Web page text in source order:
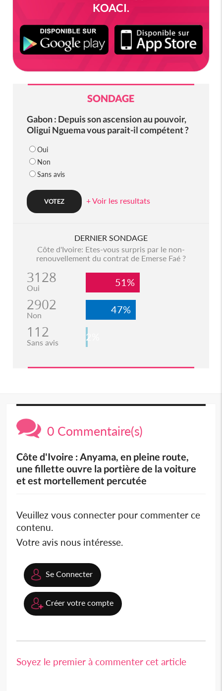
KOACI.
SONDAGE
Gabon : Depuis son ascension au pouvoir,
Oligui Nguema vous parait-il compétent ?
Oui
Non
Sans avis
+ Voir les resultats
DERNIER SONDAGE
Côte d'Ivoire: Etes-vous surpris par le non-
renouvellement du contrat de Emerse Faé ?
3128
Oui 51%
2902
Non 47%
112
Sans avis 2%
0 Commentaire(s)
Côte d'Ivoire : Anyama, en pleine route,
une fillette ouvre la portière de la voiture
et est mortellement percutée
Veuillez vous connecter pour commenter ce
contenu.
Votre avis nous intéresse.
Se Connecter
Créer votre compte
Soyez le premier à commenter cet article